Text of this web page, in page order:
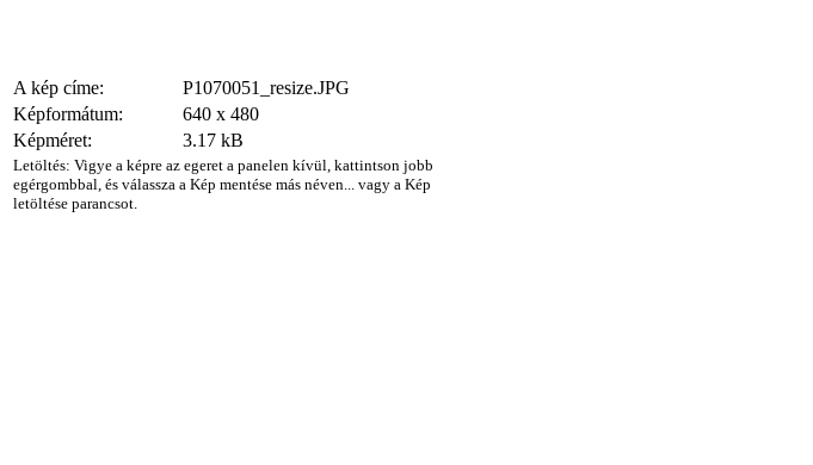
A kép címe:
P1070051_resize.JPG
Képformátum:
640 x 480
Képméret:
3.17 kB
Letöltés: Vigye a képre az egeret a panelen kívül, kattintson jobb
egérgombbal, és válassza a Kép mentése más néven... vagy a Kép
letöltése parancsot.